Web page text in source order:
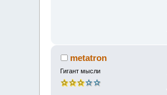
metatron
Гигант мысли